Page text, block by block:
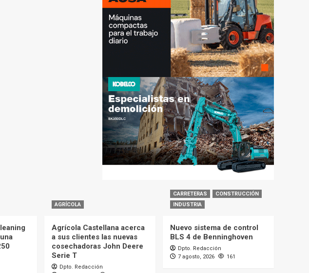
AGRÍCOLA
Agrícola Castellana acerca
a sus clientes las nuevas
cosechadoras John Deere
Serie T
Dpto. Redacción
CARRETERAS
CONSTRUCCIÓN
INDUSTRIA
Nuevo sistema de control
BLS 4 de Benninghoven
Dpto. Redacción
7 agosto, 2026
161